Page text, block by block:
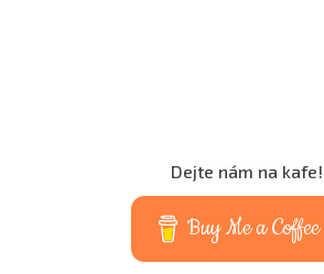
Dejte nám na kafe!
Buy Me a Coffee